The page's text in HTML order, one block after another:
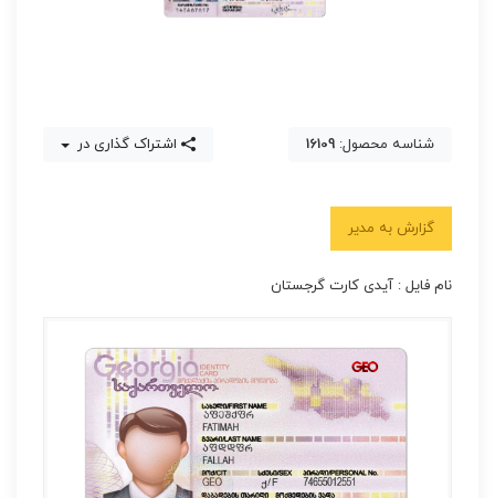
شناسه محصول: 16109 اشتراک گذاری در
گزارش به مدیر
نام فایل : آیدی کارت گرجستان